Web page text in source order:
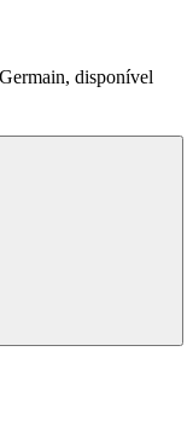
disponível